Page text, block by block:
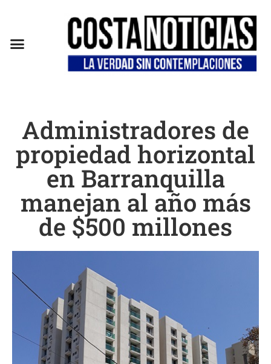
Administradores de
propiedad horizontal
en Barranquilla
manejan al año más
de $500 millones